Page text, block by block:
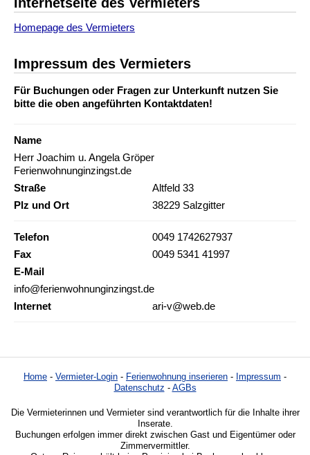
Homepage des Vermieters
Impressum des Vermieters
Für Buchungen oder Fragen zur Unterkunft nutzen Sie
bitte die oben angeführten Kontaktdaten!
Name
Herr Joachim u. Angela Gröper
Ferienwohnunginzingst.de
Straße
Altfeld 33
Plz und Ort
38229 Salzgitter
Telefon
0049 1742627937
Fax
0049 5341 41997
E-Mail
info@ferienwohnunginzingst.de
Internet
ari-v@web.de
Home - Vermieter-Login - Ferienwohnung inserieren - Impressum -
Datenschutz - AGBs
Die Vermieterinnen und Vermieter sind verantwortlich für die Inhalte ihrer
Inserate.
Buchungen erfolgen immer direkt zwischen Gast und Eigentümer oder
Zimmervermittler.